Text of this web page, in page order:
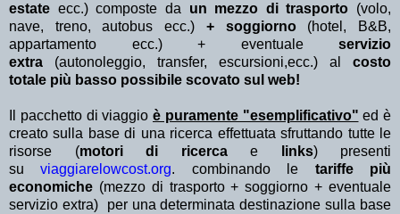
estate ecc.) composte da un mezzo di trasporto (volo,
nave, treno, autobus ecc.) + soggiorno(hotel, B&B,
appartamento ecc.) + eventuale servizio
extra (autonoleggio, transfer, escursioni,ecc.) al costo
totale più basso possibile scovato sul web!
Il pacchetto di viaggio è puramente "esemplificativo" ed è
creato sulla base di una ricerca effettuata sfruttando tutte le
risorse (motori di ricerca e links) presenti
suviaggiarelowcost.org. combinando le tariffe più
economiche (mezzo di trasporto + soggiorno + eventuale
servizio extra)
per una determinata destinazione sulla base